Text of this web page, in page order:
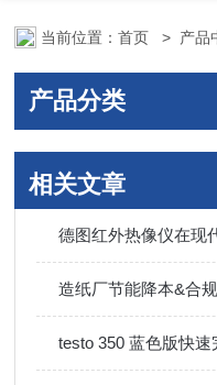
当前位置：首页 > 产品
产品分类
相关文章
德图红外热像仪在现